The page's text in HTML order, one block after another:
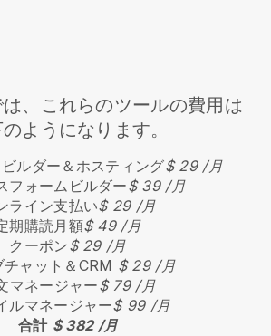
、これらのツールの費用は
ようになります。
ルダー＆ホスティング$ 29 /月
フォームビルダー$ 39 /月
ライン支払い$ 29 /月
期購読月額$ 49 /月
クーポン$ 29 /月
チャット＆CRM $ 29 /月
マネージャー$ 79 /月
ルマネージャー$ 99 /月
合計 $ 382 /月